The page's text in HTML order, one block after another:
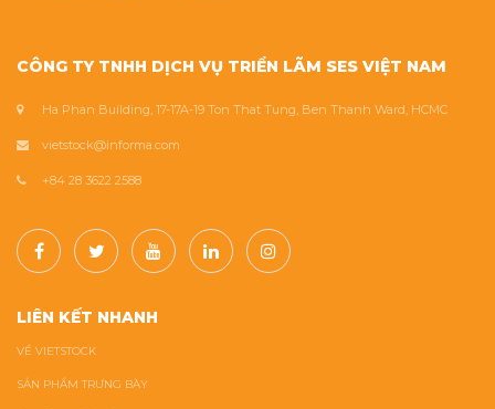
CÔNG TY TNHH DỊCH VỤ TRIỂN LÃM SES VIỆT NAM
Ha Phan Building, 17-17A-19 Ton That Tung, Ben Thanh Ward, HCMC
vietstock@informa.com
+84 28 3622 2588
LIÊN KẾT NHANH
VỀ VIETSTOCK
SẢN PHẨM TRƯNG BÀY